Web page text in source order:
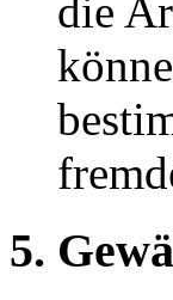
die
5.